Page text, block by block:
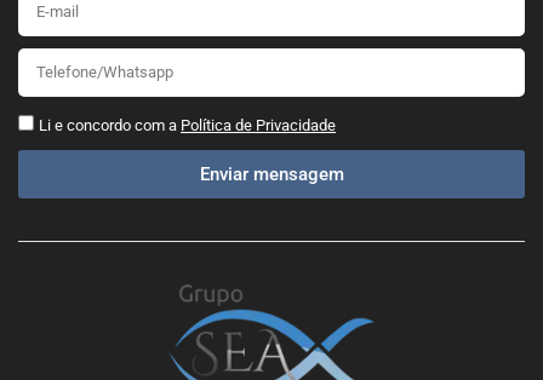
Li e concordo com a Política de Privacidade
Enviar mensagem